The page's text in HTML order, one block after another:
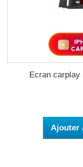
Ecran carplay
Ajouter